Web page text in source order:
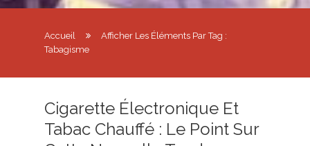
Accueil
Afficher Les Éléments Par Tag :
Tabagisme
Cigarette Électronique Et
Tabac Chauffé : Le Point Sur